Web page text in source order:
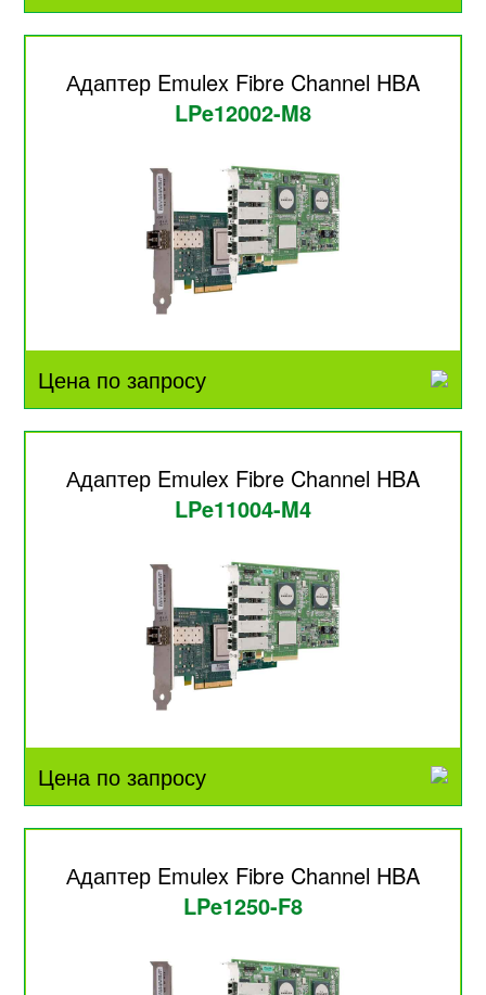
Адаптер Emulex Fibre Channel HBA
LPe12002-M8
Цена по запросу
Адаптер Emulex Fibre Channel HBA
LPe11004-M4
Цена по запросу
Адаптер Emulex Fibre Channel HBA
LPe1250-F8